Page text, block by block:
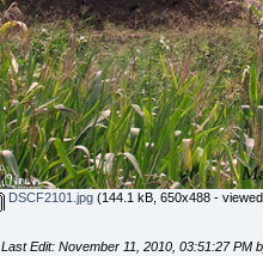
DSCF2101.jpg(144.1 kB, 650x488 -
Last Edit: November 11, 2010, 03:51:27 PM